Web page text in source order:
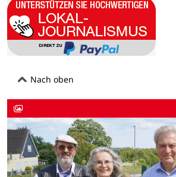
Nach oben